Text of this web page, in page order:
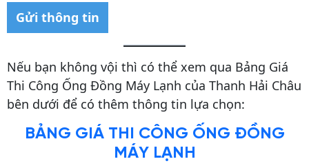
Gửi thông tin
lt
e
r
Nếu bạn không vội thì có thể xem qua Bảng Giá
Thi Công Ống Đồng Máy Lạnh của Thanh Hải Châu
bên dưới để có thêm thông tin lựa chọn:
BẢNG GIÁ THI CÔNG ỐNG ĐỒNG
MÁY LẠNH